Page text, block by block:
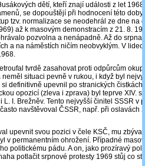
dětí, kteří znají události z let
se dopouštějí při hodnocení této doby
tzv. normalizace se neodehrál ze dne na
až k masovým demonstracím z 21. 8.
pozvolna a nenápadně. Až do
a na náměstích ničím neobvyklým. V
tvrdě zasahovat proti odpůrcům
situaci pevně v rukou, i když byl
definitivně upevnil po stranických čistkách
opozicí (zleva i zprava) byl teprve XIV.
I. Brežněv. Tento nejvyšší činitel SSSR v
navštěvoval ČSSR, např. při oslavách
upevnit svou pozici v čele KSČ, mu
v permanentním ohrožení. Případné
politickému pádu. A on, jako prozíravý
potlačit srpnové protesty 1969 stůj co